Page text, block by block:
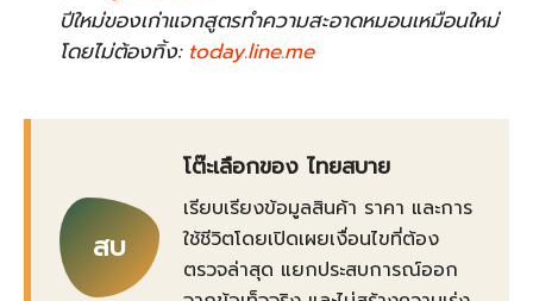
ปีใหม่ของเก่าแจกสูตรทำความสะอาดหมอนเหมือนใหม่
โดยไม่ต้องทิ้ง: today.line.me
สบ
โต๊ะเลือกของ ไทยสบาย
เรียบเรียงข้อมูลสินค้า ราคา และการ
ใช้ชีวิตโดยเปิดเผยเงื่อนไขที่ต้อง
ตรวจล่าสุด แยกประสบการณ์ออก